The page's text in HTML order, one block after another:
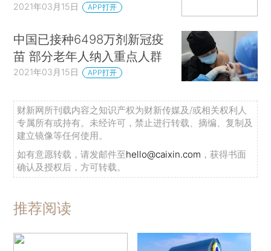
2021年03月15日 APP打开
中国已接种6498万剂新冠疫
苗 部分老年人纳入重点人群
2021年03月15日 APP打开
财新网所刊载内容之知识产权为财新传媒及/或相关权利人
专属所有或持有。未经许可，禁止进行转载、摘编、复制及
建立镜像等任何使用。
如有意愿转载，请发邮件至hello@caixin.com ，获得书面
确认及授权后，方可转载。
推荐阅读